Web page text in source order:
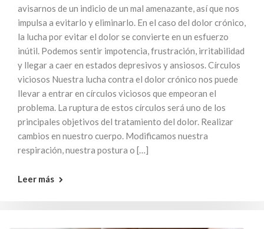
avisarnos de un indicio de un mal amenazante, así que nos
impulsa a evitarlo y eliminarlo. En el caso del dolor crónico,
la lucha por evitar el dolor se convierte en un esfuerzo
inútil. Podemos sentir impotencia, frustración, irritabilidad
y llegar a caer en estados depresivos y ansiosos. Círculos
viciosos Nuestra lucha contra el dolor crónico nos puede
llevar a entrar en círculos viciosos que empeoran el
problema. La ruptura de estos círculos será uno de los
principales objetivos del tratamiento del dolor. Realizar
cambios en nuestro cuerpo. Modificamos nuestra
respiración, nuestra postura o […]
Leer más